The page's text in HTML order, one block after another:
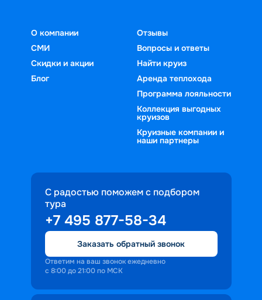
О компании
СМИ
Скидки и акции
Блог
Отзывы
Вопросы и ответы
Найти круиз
Аренда теплохода
Программа лояльности
Коллекция выгодных
круизов
Круизные компании и
наши партнеры
С радостью поможем с подбором
тура
+7 495 877-58-34
Заказать обратный звонок
Ответим на ваш звонок ежедневно
с 8:00 до 21:00 по МСК